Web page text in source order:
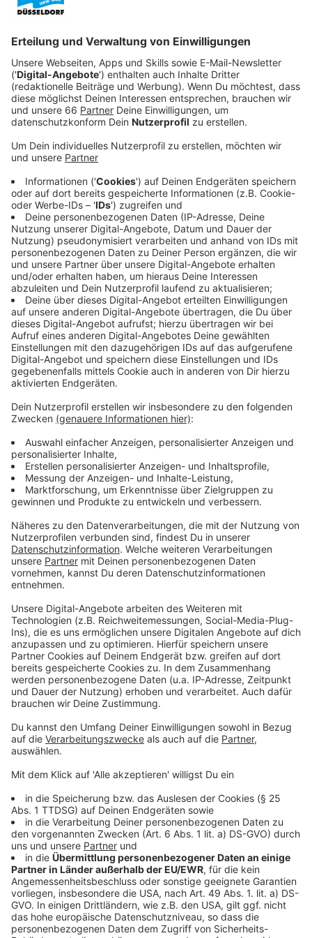
Anzeige
Doch als Sofie im Verlag anfängt, gerät sie schnell in
die Fänge des jungen IT-Experten Max (Björn Mosten).
Zunächst sieht alles so aus, als würde Max sie
erpressen wollen, doch schnell entwickelt sich
zwischen den Beiden ein Flirt, der gewagte Spielchen
beinhaltet. Dabei fordern sich gegenseitig dazu heraus,
Dinge zu tun, die etablierten sozialen Normen
widersprechen.
Streaming-Dienst: Netflix
Anzeige
Wir benötigen Ihre
Zustimmung, um den YouTube
Video-Service zu laden!
Wir verwenden einen Service eines
Drittanbieters, um Videoinhalte
einzubetten. Dieser Service kann
Daten zu Ihren Aktivitäten
sammeln. Bitte lesen Sie die
Details durch und stimmen Sie der
Nutzung des Service zu, um dieses
Video anzusehen.
Mehr Informationen
powered byUsercentrics Consent
Management Platform
Max und Sofie stellen sich gegenseitig immer skurilere
Aufgaben und entfliehen damit immer mehr ihrem alten
Anzeige
© Copyright: Netflix / FLX
Max hat ein pikantes Video von Sofie aufgenommen.
Anzeige
©Copyright: Netflix / FLX
Max liebt Spielchen - und am meisten liebt er
Spielchen mit Sofie.
Anzeige